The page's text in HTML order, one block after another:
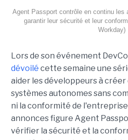
Agent Passport contrôle en continu les
garantir leur sécurité et leur
Workday)
Lors de son événement
dévoilé cette semaine une
aider les développeurs à
systèmes autonomes sans
ni la conformité de
annonces figure Agent
vérifier la sécurité et la